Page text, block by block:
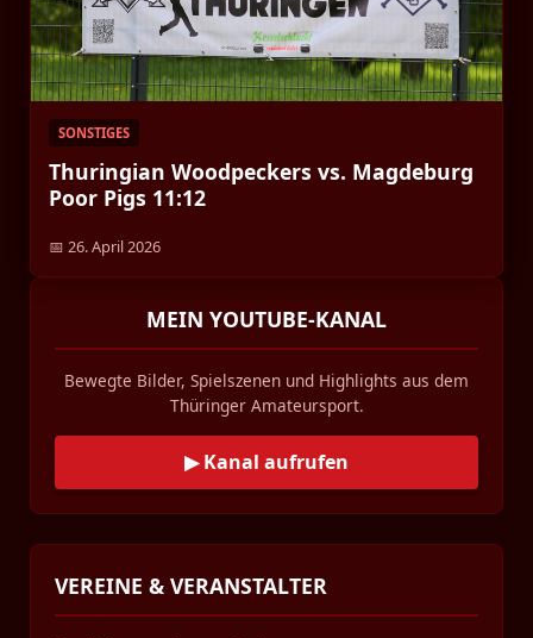
SONSTIGES
Thuringian Woodpeckers vs. Magdeburg
Poor Pigs 11:12
📅 26. April 2026
MEIN YOUTUBE-KANAL
Bewegte Bilder, Spielszenen und Highlights aus dem
Thüringer Amateursport.
▶ Kanal aufrufen
VEREINE & VERANSTALTER